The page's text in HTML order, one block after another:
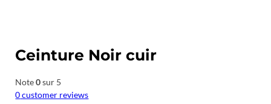
Ceinture Noir cuir
Note0sur 5
0customer reviews